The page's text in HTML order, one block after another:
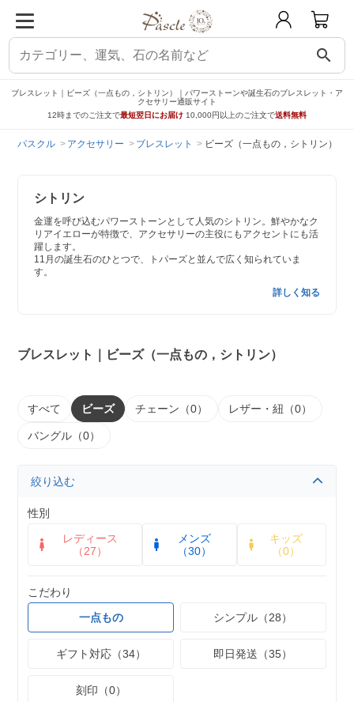
search
ブレスレット｜ビーズ（一点もの，シトリン）｜パワーストーンや誕生石のブレスレット・ア
クセサリー通販サイト
12時までのご注文で最短翌日にお届け 10,000円以上のご注文で送料無料
パスクル アクセサリー ブレスレット ビーズ（一点もの，シトリン）
シトリン
金運を呼び込むパワーストーンとして人気のシトリン。鮮やかなク
リアイエローが特徴で、アクセサリーの主役にもアクセントにも活
躍します。
11月の誕生石のひとつで、トパーズと並んで広く知られていま
す。
詳しく知る
ブレスレット｜ビーズ（一点もの，シトリン）
すべて ビーズ チェーン（0） レザー・紐（0）
バングル（0）
絞り込む
性別
レディース
（27）
メンズ
（30）
キッズ
（0）
こだわり
一点もの
シンプル（28）
ギフト対応（34） 即日発送（35）
刻印（0）